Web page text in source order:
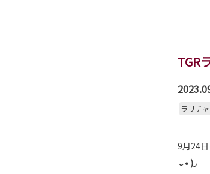
TGR
ラリチ
9月24
⌄• )◞